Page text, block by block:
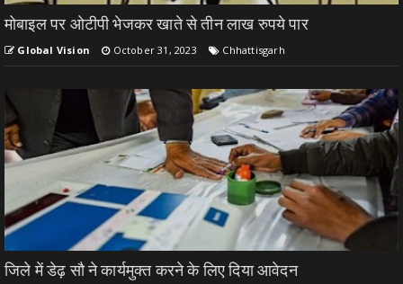
मोबाइल पर ओटीपी भेजकर खाते से तीन लाख रुपये पार
Global Vision October 31, 2023 Chhattisgarh
जिले में डेढ़ सौ ने कार्यमुक्त करने के लिए दिया आवेदन